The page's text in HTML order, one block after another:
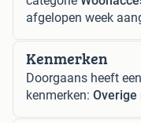
afgelopen week
Kenmerken
Doorgaans heeft een
kenmerken: Overige